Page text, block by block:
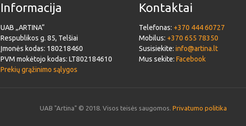
Informacija
UAB „ARTINA“
Respublikos g. 85, Telšiai
Įmonės kodas: 180218460
PVM mokėtojo kodas: LT802184610
Prekių grąžinimo sąlygos
Kontaktai
Telefonas: +370 444 60727
Mobilus: +370 655 78350
Susisiekite: info@artina.lt
Mus sekite: Facebook
UAB "Artina" © 2018. Visos teisės saugomos. Privatumo politika